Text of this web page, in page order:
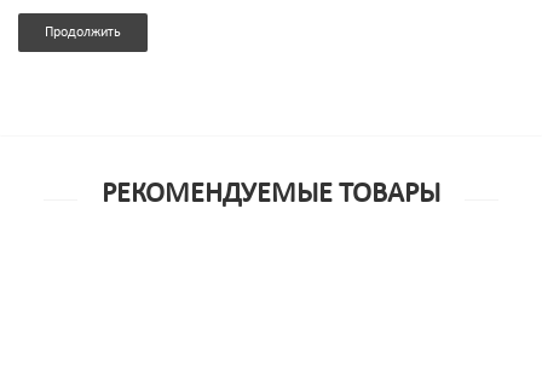
Продолжить
РЕКОМЕНДУЕМЫЕ ТОВАРЫ